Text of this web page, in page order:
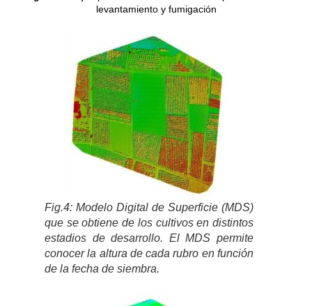
levantamiento y fumigación
Fig.4: Modelo Digital de Superficie (MDS)
que se obtiene de los cultivos en distintos
estadios de desarrollo. El MDS permite
conocer la altura de cada rubro en función
de la fecha de siembra.